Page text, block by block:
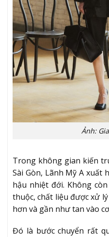
Ảnh:
Trong không gian kiến
Sài Gòn, Lãnh Mỹ A xuất
hậu nhiệt đới. Không
thuộc, chất liệu được xử
hơn và gần như tan vào
Đó là bước chuyển rất